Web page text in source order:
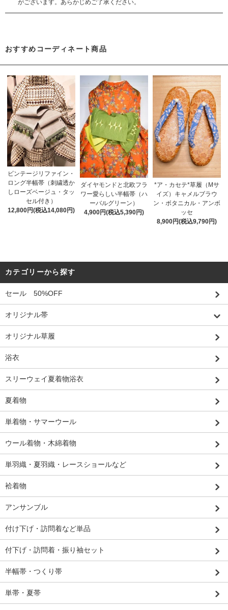
がございます。あらかじめご了承ください。
おすすめコーディネート商品
ビンテージリファイン・
ロング半幅帯（刺繍透か
しローズベージュ・タッ
セル付き）
12,800円(税込14,080円)
ダイヤモンドと北欧フラ
ワー愛らしい半幅帯（ハ
ーバルグリーン）
4,900円(税込5,390円)
*ア・カセテ*草履（Mサ
イズ）キャメルブラウ
ン・ボタニカル・アンボ
ッセ
8,900円(税込9,790円)
カテゴリーから探す
セール 50%OFF
オリジナル帯
オリジナル草履
浴衣
スリーウェイ夏着物浴衣
夏着物
単着物・サマーウール
ウール着物・木綿着物
単羽織・夏羽織・レースショールなど
袷着物
アンサンブル
付け下げ・訪問着など単品
付下げ・訪問着・振り袖セット
半幅帯・つくり帯
単帯・夏帯